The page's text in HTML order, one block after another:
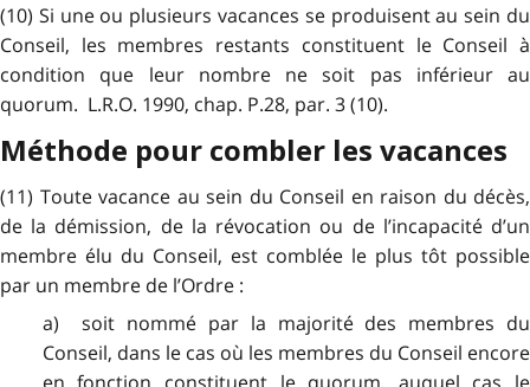
(10) Si une ou plusieurs vacances se produisent au sein du
Conseil, les membres restants constituent le Conseil à
condition que leur nombre ne soit pas inférieur au
quorum. L.R.O. 1990, chap. P.28, par. 3 (10).
Méthode pour combler les vacances
(11) Toute vacance au sein du Conseil en raison du décès,
de la démission, de la révocation ou de l’incapacité d’un
membre élu du Conseil, est comblée le plus tôt possible
par un membre de l’Ordre :
a) soit nommé par la majorité des membres du
Conseil, dans le cas où les membres du Conseil encore